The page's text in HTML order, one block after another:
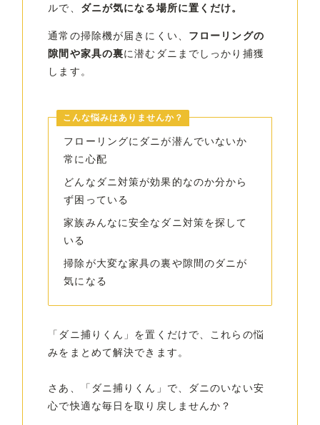
ルで、 ダニが気になる場所に置くだけ。
通常の掃除機が届きにくい、 フローリングの
隙間や家具の裏に潜むダニまでしっかり捕獲
します。
こんな悩みはありませんか？
フローリングにダニが潜んでいないか
常に心配
どんなダニ対策が効果的なのか分から
ず困っている
家族みんなに安全なダニ対策を探して
いる
掃除が大変な家具の裏や隙間のダニが
気になる
「ダニ捕りくん」を置くだけで、これらの悩
みをまとめて解決できます。
さあ、「ダニ捕りくん」で、ダニのいない安
心で快適な毎日を取り戻しませんか？